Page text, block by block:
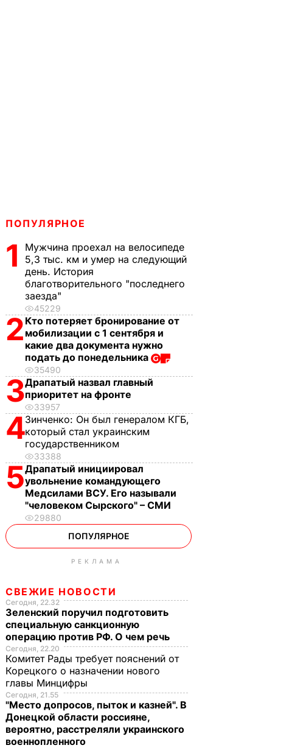
ПОПУЛЯРНОЕ
1
Мужчина проехал на велосипеде
5,3 тыс. км и умер на следующий
день. История
благотворительного "последнего
заезда"
45229
2 Кто потеряет бронирование от
мобилизации с 1 сентября и
какие два документа нужно
подать до понедельника
35490
3Драпатый назвал главный
приоритет на фронте
33957
4Зинченко: Он был генералом КГБ,
который стал украинским
государственником
33388
5Драпатый инициировал
увольнение командующего
Медсилами ВСУ. Его называли
"человеком Сырского" – СМИ
29880
ПОПУЛЯРНОЕ
РЕКЛАМА
СВЕЖИЕ НОВОСТИ
Сегодня, 22.32
Зеленский поручил подготовить
специальную санкционную
операцию против РФ. О чем речь
Сегодня, 22.20
Комитет Рады требует пояснений от
Корецкого о назначении нового
главы Минцифры
Сегодня, 21.55
"Место допросов, пыток и казней". В
Донецкой области россияне,
вероятно, расстреляли украинского
военнопленного